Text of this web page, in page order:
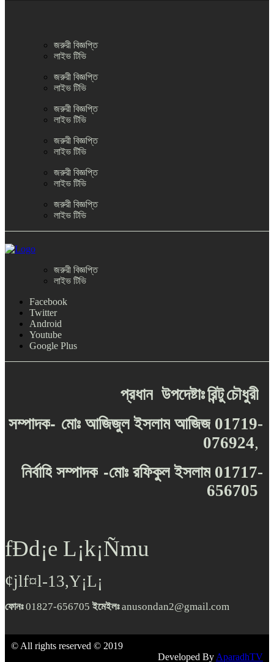
জরুরী বিজ্ঞপ্তি
লাইভ টিভি
জরুরী বিজ্ঞপ্তি
লাইভ টিভি
জরুরী বিজ্ঞপ্তি
লাইভ টিভি
জরুরী বিজ্ঞপ্তি
লাইভ টিভি
জরুরী বিজ্ঞপ্তি
লাইভ টিভি
জরুরী বিজ্ঞপ্তি
লাইভ টিভি
জরুরী বিজ্ঞপ্তি
লাইভ টিভি
Facebook
Twitter
Android
Youtube
Google Plus
প্রধান উপদেষ্টাঃরিন্টুচৌধুরী
সম্পাদক- মোঃ আজিজুল ইসলাম আজিজ 01719-
076924,
নির্বাহি সম্পাদক -মোঃ রফিকুল ইসলাম 01717-
656705
fÐd¡e L¡k¡Ñmu
¢jlf¤l-13,Y¡L¡
ফোনঃ01827-656705ইমেইলঃanusondan2@gmail.com
© All rights reserved © 2019
Developed By AparadhTV